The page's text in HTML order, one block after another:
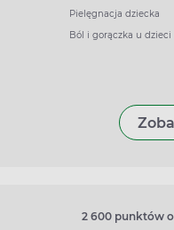
Pielęgnacja dziecka
Ból i gorączka u dzieci
2 600 punktów